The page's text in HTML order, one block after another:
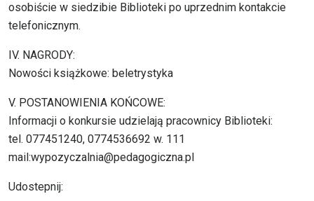
osobiście w siedzibie Biblioteki po uprzednim kontakcie
telefonicznym.
IV. NAGRODY:
Nowości książkowe: beletrystyka
V. POSTANOWIENIA KOŃCOWE:
Informacji o konkursie udzielają pracownicy Biblioteki:
tel. 077451240, 0774536692 w. 111
mail:wypozyczalnia@pedagogiczna.pl
Udostepnij: